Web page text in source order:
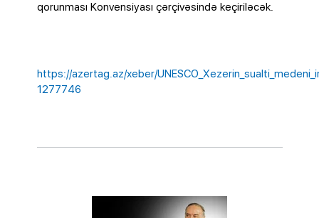
qorunması Konvensiyası çərçivəsində keçiriləcək.
https://azertag.az/xeber/
1277746